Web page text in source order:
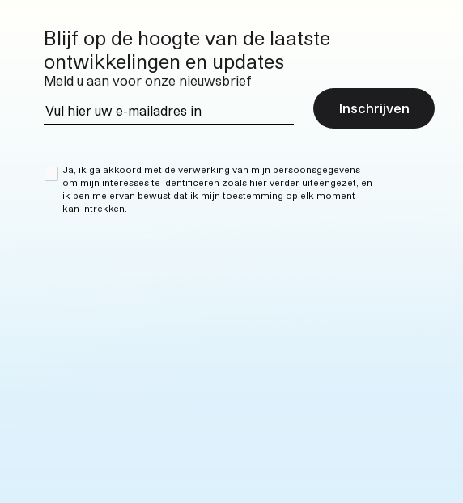
Meld u aan voor onze nieuwsbrief
Vul hier uw e-mailadres in
Inschrijven
Ja, ik ga akkoord met de verwerking van mijn persoonsgegevens
om mijn interesses te identificeren zoals hier verder uiteengezet, en
ik ben me ervan bewust dat ik mijn toestemming op elk moment
kan intrekken.
Blijf op de hoogte van de laatste
ontwikkelingen en updates